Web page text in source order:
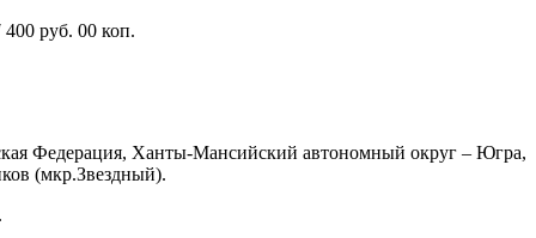
руб. 00 коп.
Федерация, Ханты-Мансийский автономный округ – Югра,
(мкр.Звездный).